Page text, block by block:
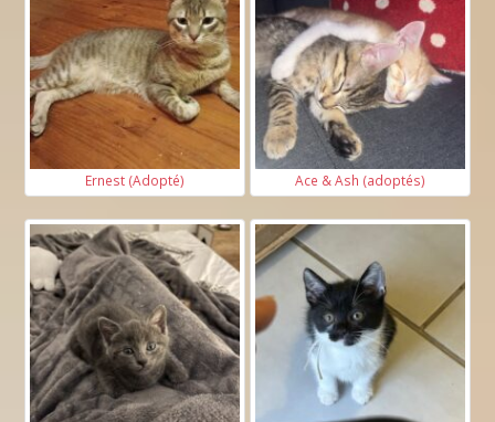
Ernest (Adopté) Ace & Ash (adoptés)